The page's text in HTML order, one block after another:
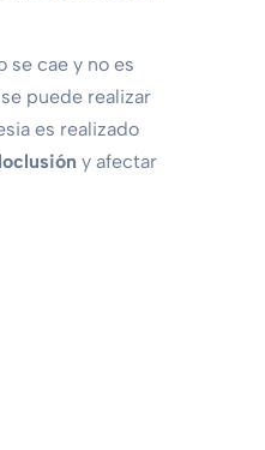
se cae y no es
puede realizar
es realizado
y afectar